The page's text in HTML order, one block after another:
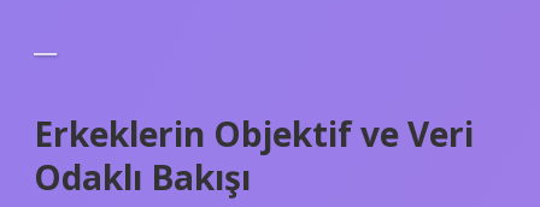
—
Erkeklerin Objektif ve Veri
Odaklı Bakışı